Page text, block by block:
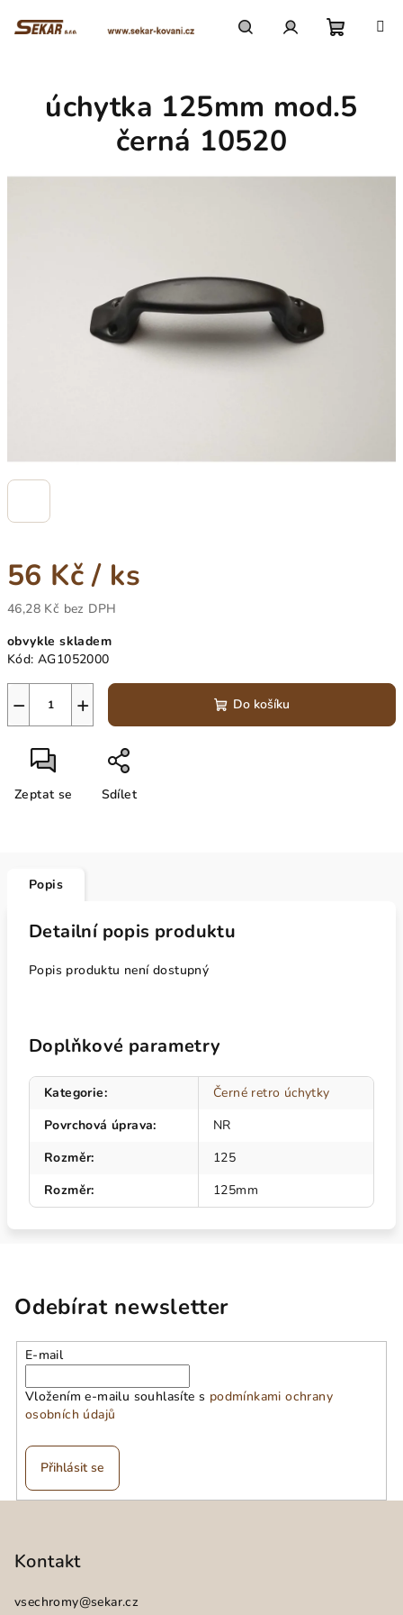
košík
56 Kč/ ks
46,28 Kč bez DPH
cena:
obvykle skladem
Kód: AG1052000
+
− Do košíku
Zeptat se Sdílet
úchytka 125mm mod.5
černá 10520
Popis
Detailní popis produktu
Popis produktu není dostupný
Doplňkové parametry
Kategorie:
Černé retro úchytky
Povrchová úprava:
NR
Rozměr:
125
Rozměr: 125mm
Odebírat newsletter
E-mail
Vložením e-mailu souhlasíte s podmínkami ochrany
osobních údajů
Přihlásit se
Kontakt
vsechromy@sekar.cz